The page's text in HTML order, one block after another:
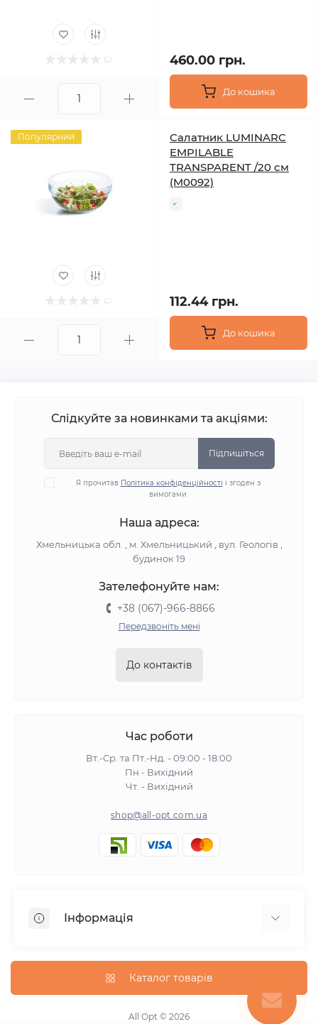
460.00 грн.
До кошика
Популярний
Салатник LUMINARC
EMPILABLE
TRANSPARENT /20 см
(M0092)
112.44 грн.
До кошика
Слідкуйте за новинками та акціями:
Підпишіться
Я прочитав Політика конфіденційності і згоден з
вимогами
Наша адреса:
Хмельницька обл. , м. Хмельницький , вул. Геологів ,
будинок 19
Зателефонуйте нам:
+38 (067)-966-8866
Передзвоніть мені
До контактів
Час роботи
Вт.-Ср. та Пт.-Нд. - 09:00 - 18:00
Пн - Вихідний
Чт. - Вихідний
shop@all-opt.com.ua
Інформація
Оплата та доставка
Повернення та обмін
Політика конфіденційності
Каталог товарів
All Opt © 2026